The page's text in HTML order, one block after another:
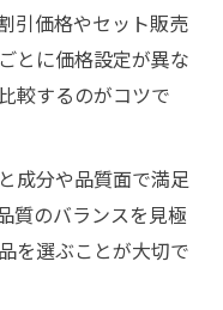
引価格やセット販売
とに価格設定が異な
較するのがコツで
成分や品質面で満足
質のバランスを見極
を選ぶことが大切で